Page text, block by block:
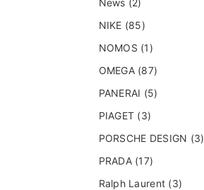
News (2)
NIKE (85)
NOMOS (1)
OMEGA (87)
PANERAI (5)
PIAGET (3)
PORSCHE DESIGN (3)
PRADA (17)
Ralph Laurent (3)